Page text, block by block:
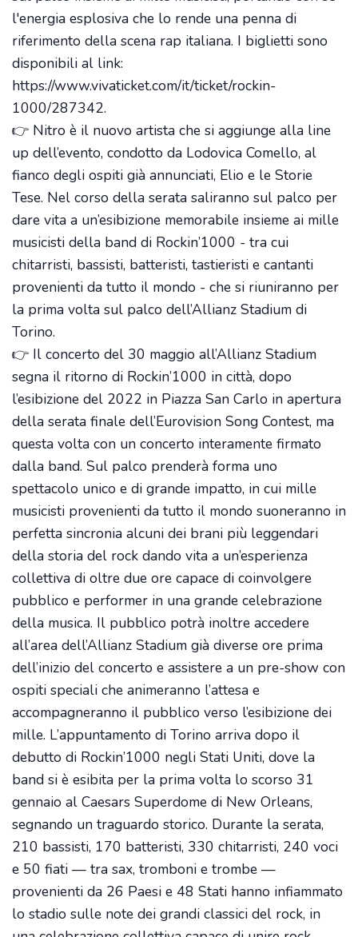
l'energia esplosiva che lo rende una penna di
riferimento della scena rap italiana. I biglietti sono
disponibili al link:
https://www.vivaticket.com/it/ticket/rockin-
1000/287342.
👉 Nitro è il nuovo artista che si aggiunge alla line
up dell’evento, condotto da Lodovica Comello, al
fianco degli ospiti già annunciati, Elio e le Storie
Tese. Nel corso della serata saliranno sul palco per
dare vita a un’esibizione memorabile insieme ai mille
musicisti della band di Rockin’1000 - tra cui
chitarristi, bassisti, batteristi, tastieristi e cantanti
provenienti da tutto il mondo - che si riuniranno per
la prima volta sul palco dell’Allianz Stadium di
Torino.
👉 Il concerto del 30 maggio all’Allianz Stadium
segna il ritorno di Rockin’1000 in città, dopo
l’esibizione del 2022 in Piazza San Carlo in apertura
della serata finale dell’Eurovision Song Contest, ma
questa volta con un concerto interamente firmato
dalla band. Sul palco prenderà forma uno
spettacolo unico e di grande impatto, in cui mille
musicisti provenienti da tutto il mondo suoneranno in
perfetta sincronia alcuni dei brani più leggendari
della storia del rock dando vita a un’esperienza
collettiva di oltre due ore capace di coinvolgere
pubblico e performer in una grande celebrazione
della musica. Il pubblico potrà inoltre accedere
all’area dell’Allianz Stadium già diverse ore prima
dell’inizio del concerto e assistere a un pre-show con
ospiti speciali che animeranno l’attesa e
accompagneranno il pubblico verso l’esibizione dei
mille. L’appuntamento di Torino arriva dopo il
debutto di Rockin’1000 negli Stati Uniti, dove la
band si è esibita per la prima volta lo scorso 31
gennaio al Caesars Superdome di New Orleans,
segnando un traguardo storico. Durante la serata,
210 bassisti, 170 batteristi, 330 chitarristi, 240 voci
e 50 fiati — tra sax, tromboni e trombe —
provenienti da 26 Paesi e 48 Stati hanno infiammato
lo stadio sulle note dei grandi classici del rock, in